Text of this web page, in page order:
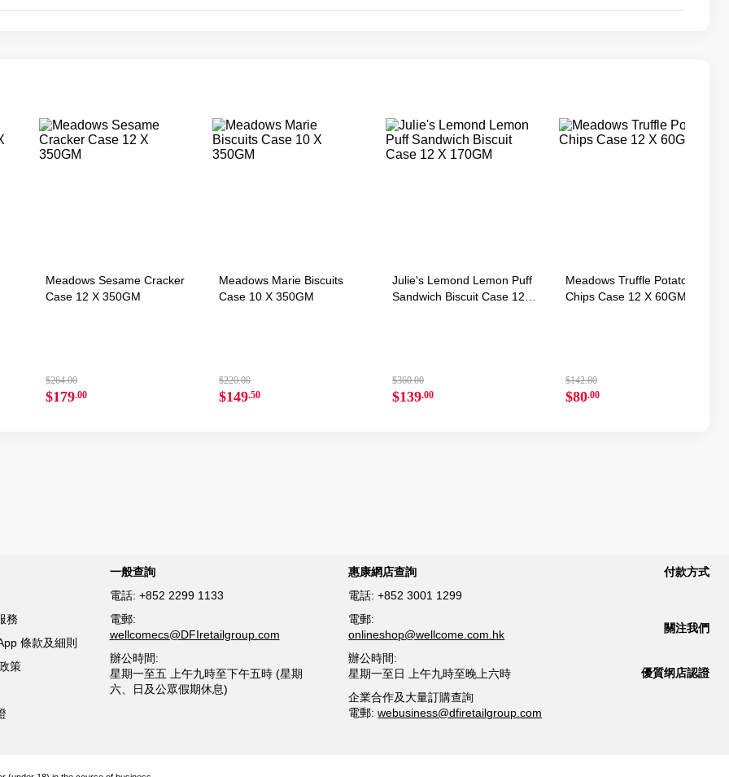
Meadows Sesame Cracker
Case 12 X 350GM
$264.00
$179.00
Meadows Marie Biscuits
Case 10 X 350GM
$220.00
$149.50
Julie's Lemond Lemon Puff
Sandwich Biscuit Case 12 X
$360.00
$139.00
Meadows Truffle Potato
Chips Case 12 X 60GM
$142.80
$80.00
務
條款及細則
策
一般查詢
電話: +852 2299 1133
電郵:
wellcomecs@DFIretailgroup.com
辦公時間:
星期一至五 上午九時至下午五時 (星期
六、日及公眾假期休息)
惠康網店查詢
電話:+852 3001 1299
電郵:
onlineshop@wellcome.com.hk
辦公時間:
星期一至日 上午九時至晚上六時
企業合作及大量訂購查詢
電郵:webusiness@dfiretailgroup.com
付款方式
關注我們
優質纲店認證